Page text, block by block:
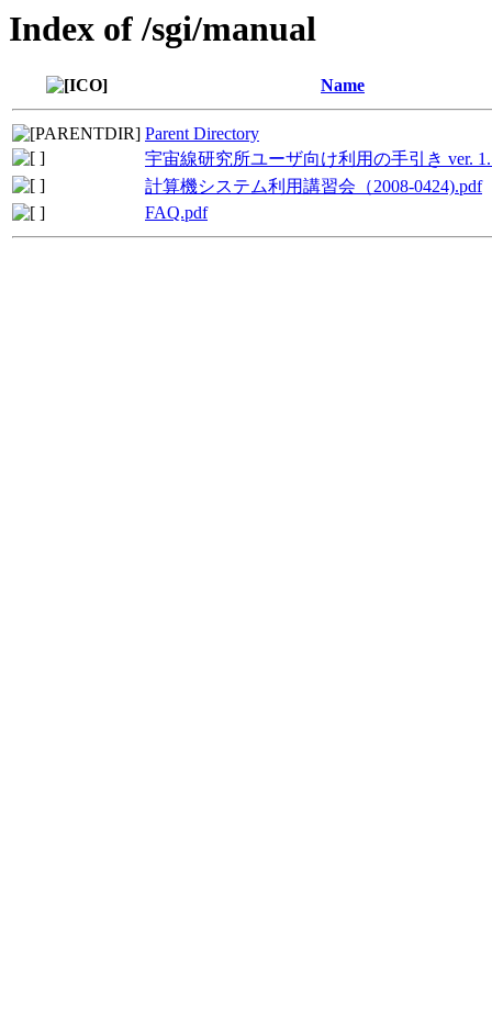
Index of /sgi/manual
Name
Parent Directory
宇宙線研究所ユーザ向け利用の手引き ver.
計算機システム利用講習会（2008-0424).pdf
FAQ.pdf